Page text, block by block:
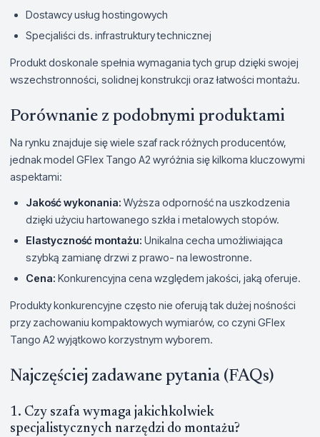
Dostawcy usług hostingowych
Specjaliści ds. infrastruktury technicznej
Produkt doskonale spełnia wymagania tych grup dzięki swojej
wszechstronności, solidnej konstrukcji oraz łatwości montażu.
Porównanie z podobnymi produktami
Na rynku znajduje się wiele szaf rack różnych producentów,
jednak model GFlex Tango A2 wyróżnia się kilkoma kluczowymi
aspektami:
Jakość wykonania: Wyższa odporność na uszkodzenia
dzięki użyciu hartowanego szkła i metalowych stopów.
Elastyczność montażu: Unikalna cecha umożliwiająca
szybką zamianę drzwi z prawo- na lewostronne.
Cena: Konkurencyjna cena względem jakości, jaką oferuje.
Produkty konkurencyjne często nie oferują tak dużej nośności
przy zachowaniu kompaktowych wymiarów, co czyni GFlex
Tango A2 wyjątkowo korzystnym wyborem.
Najczęściej zadawane pytania (FAQs)
1. Czy szafa wymaga jakichkolwiek
specjalistycznych narzędzi do montażu?